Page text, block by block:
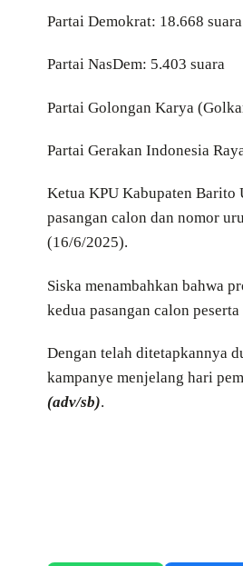
Partai Demokrat: 18.668 suara
Partai NasDem: 5.403 suara
Partai Golongan Karya
Partai Gerakan Indonesia
Ketua KPU Kabupaten Barito
pasangan calon dan nomor
(16/6/2025).
Siska menambahkan bahwa
kedua pasangan calon
Dengan telah ditetapkannya
kampanye menjelang hari
(adv/sb).